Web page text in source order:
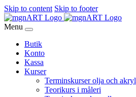
Skip to content Skip to footer
Menu
Butik
Konto
Kassa
Kurser
Terminskurser olja och akryl
Teorikurs i måleri